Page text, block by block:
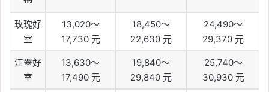
玫瑰好
室
13,020～
17,730 元
18,450～
22,630 元
24,490～
29,370 元
江翠好
室
13,630～
17,490 元
19,840～
29,840 元
25,740～
30,930 元